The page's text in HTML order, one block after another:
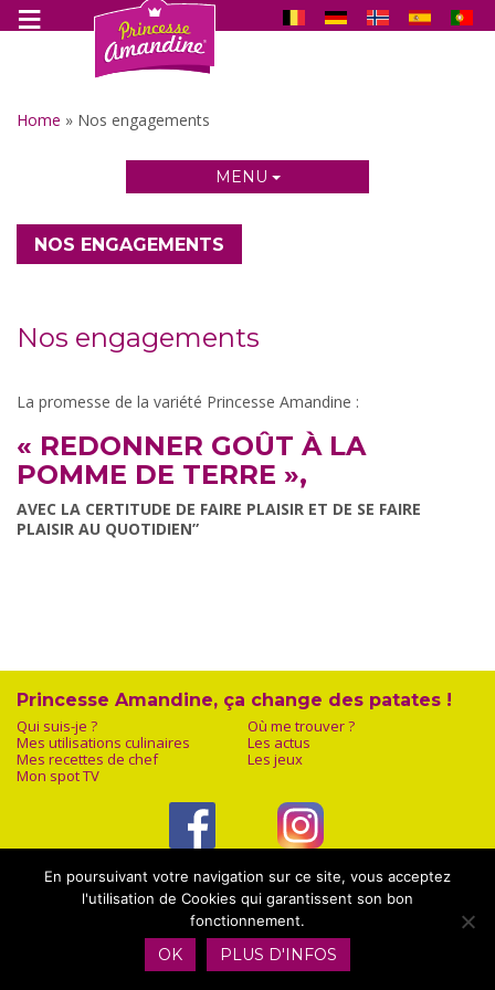
Home » Nos engagements
MENU
NOS ENGAGEMENTS
Nos engagements
La promesse de la variété Princesse Amandine :
« REDONNER GOÛT À LA
POMME DE TERRE »,
AVEC LA CERTITUDE DE FAIRE PLAISIR ET DE SE FAIRE
PLAISIR AU QUOTIDIEN”
Princesse Amandine, ça change des patates !
Qui suis-je ?
Où me trouver ?
Mes utilisations culinaires
Les actus
Mes recettes de chef
Les jeux
Mon spot TV
Mentions légales|Plan du site
En poursuivant votre navigation sur ce site, vous acceptez
l'utilisation de Cookies qui garantissent son bon
fonctionnement.
OK PLUS D'INFOS